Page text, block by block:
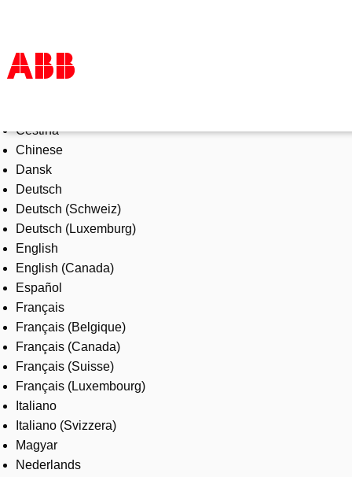
Products & Solutions
Industries
Services
About us
Where to buy
Contact us
Careers
Čeština
Chinese
Dansk
Deutsch
Deutsch (Schweiz)
Deutsch (Luxemburg)
English
English (Canada)
Español
Français
Français (Belgique)
Français (Canada)
Français (Suisse)
Français (Luxembourg)
Italiano
Italiano (Svizzera)
Magyar
Nederlands